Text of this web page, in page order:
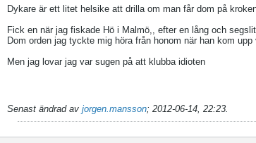
Dykare är ett litet helsike att drilla om man får dom på
Fick en när jag fiskade Hö i Malmö,, efter en lång och
Dom orden jag tyckte mig höra från honom när han kom
Men jag lovar jag var sugen på att klubba idioten
Senast ändrad av jorgen.mansson; 2012-06-14, 22:23.